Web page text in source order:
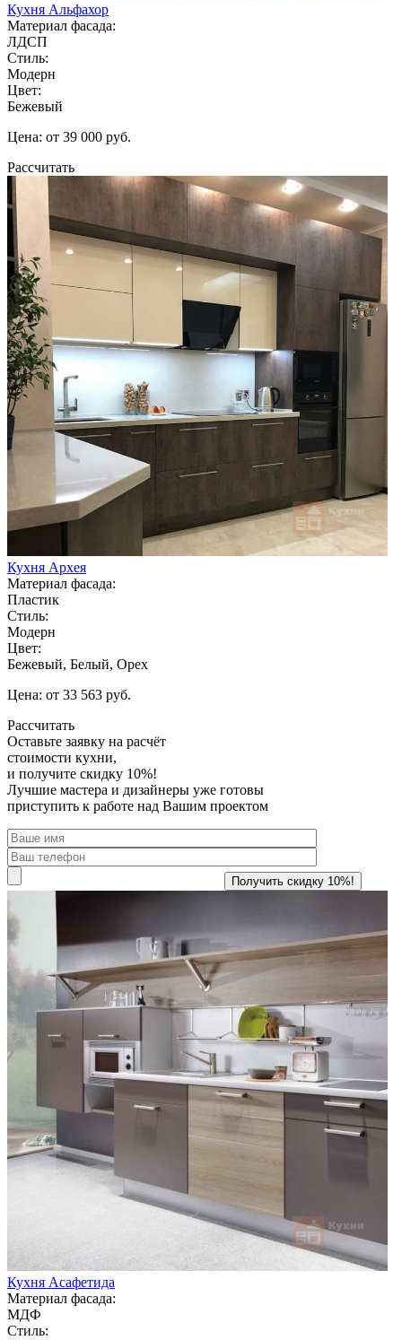
Кухня Альфахор
Материал фасада:
ЛДСП
Стиль:
Модерн
Цвет:
Бежевый
Цена: от 39 000 руб.
Рассчитать
Кухня Архея
Материал фасада:
Пластик
Стиль:
Модерн
Цвет:
Бежевый, Белый, Орех
Цена: от 33 563 руб.
Рассчитать
Оставьте заявку на расчёт
стоимости кухни,
и получите скидку 10%!
Лучшие мастера и дизайнеры уже готовы
приступить к работе над Вашим проектом
Кухня Асафетида
Материал фасада:
МДФ
Стиль: